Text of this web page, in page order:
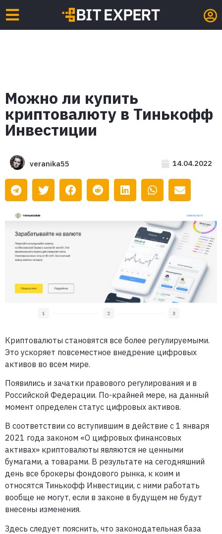
Можно ли купить
криптовалюту в Тинькофф
Инвестиции
veranika55 14.04.2022
Криптовалюты становятся все более регулируемыми.
Это ускоряет повсеместное внедрение цифровых
активов во всем мире.
Появились и зачатки правового регулирования и в
Российской Федерации. По-крайней мере, на данный
момент определен статус цифровых активов.
В соответствии со вступившим в действие с 1 января
2021 года законом «О цифровых финансовых
активах» криптовалюты являются не ценными
бумагами, а товарами. В результате на сегодняшний
день все брокеры фондового рынка, к коим и
относятся Тинькофф Инвестиции, с ними работать
вообще не могут, если в законе в будущем не будут
внесены изменения.
Здесь следует пояснить, что законодательная база